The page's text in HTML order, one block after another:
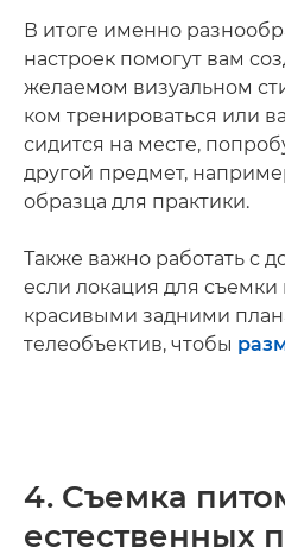
В итоге именно
настроек помогут вам
желаемом визуальном
ком тренироваться или
сидится на месте,
другой предмет,
образца для практики.
Также важно работать с
если локация для съемки
красивыми задними
телеобъектив, чтобы
4. Съемка
естественных